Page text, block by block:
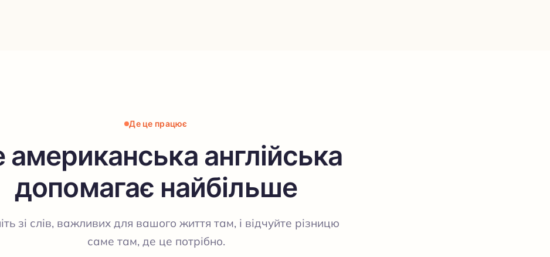
Де це працює
англійська
допомагає найбільше
зі слів, важливих для вашого життя там, і відчуйте різницю
саме там, де це потрібно.